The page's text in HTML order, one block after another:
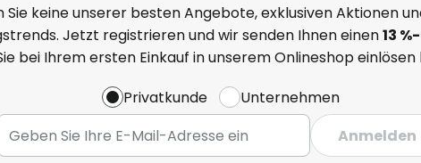
Sie keine unserer besten Angebote, exklusiven Aktionen
Jetzt registrieren und wir senden Ihnen einen13 %-
bei Ihrem ersten Einkauf in unserem Onlineshop einlösen
Privatkunde
Unternehmen
Anmelden